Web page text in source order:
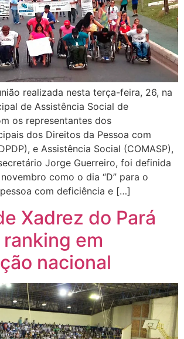
realizada nesta terça-feira, 26, na
de Assistência Social de
os representantes dos
dos Direitos da Pessoa com
e Assistência Social (COMASP),
Jorge Guerreiro, foi definida
como o dia “D” para o
com deficiência e […]
Xadrez do Pará
em
nacional